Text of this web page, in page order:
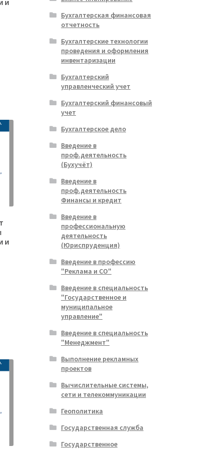
и
и
Бухгалтерская финансовая
отчетность
Бухгалтерские технологии
проведения и оформления
инвентаризации
Бухгалтерский
управленческий учет
Бухгалтерский финансовый
учет
Бухгалтерское дело
Введение в
проф.деятельность
(Бухучёт)
Введение в
проф.деятельность
Финансы и кредит
Введение в
профессиональную
деятельность
(Юриспруденция)
Введение в профессию
"Реклама и СО"
Введение в специальность
"Государственное и
муниципальное
управление"
Введение в специальность
"Менеджмент"
Выполнение рекламных
проектов
Вычислительные системы,
сети и телекоммуникации
Геополитика
Государственная служба
Государственное